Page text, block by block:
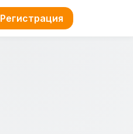
Регистрация